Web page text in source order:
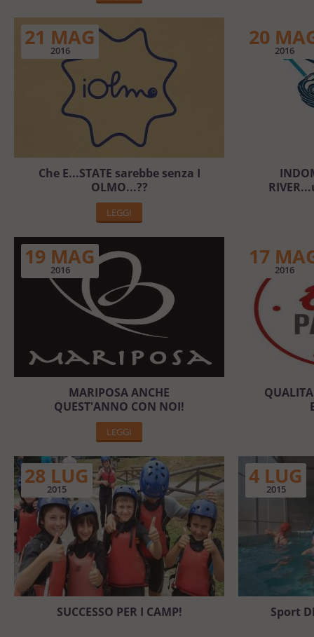
21 MAG
2016
Che E...STATE sarebbe senza I
OLMO...??
LEGGI
20
2016
19 MAG
2016
MARIPOSA ANCHE
QUEST'ANNO CON NOI!
LEGGI
17
2016
28 LUG
2015
SUCCESSO PER I CAMP!
4 LUG
2015
Sport